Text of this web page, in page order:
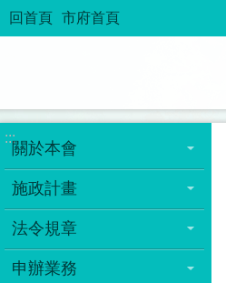
回首頁 市府首頁
:::
關於本會
施政計畫
法令規章
申辦業務